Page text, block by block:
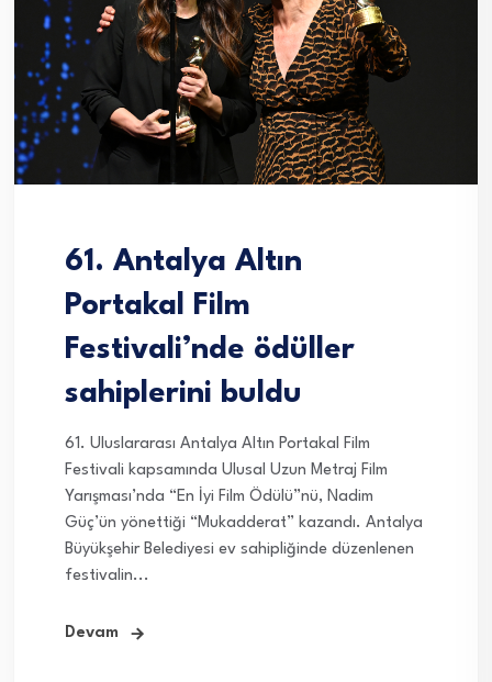
61. Antalya Altın
Portakal Film
Festivali’nde ödüller
sahiplerini buldu
61. Uluslararası Antalya Altın Portakal Film
Festivali kapsamında Ulusal Uzun Metraj Film
Yarışması’nda “En İyi Film Ödülü”nü, Nadim
Güç’ün yönettiği “Mukadderat” kazandı. Antalya
Büyükşehir Belediyesi ev sahipliğinde düzenlenen
festivalin...
Devam